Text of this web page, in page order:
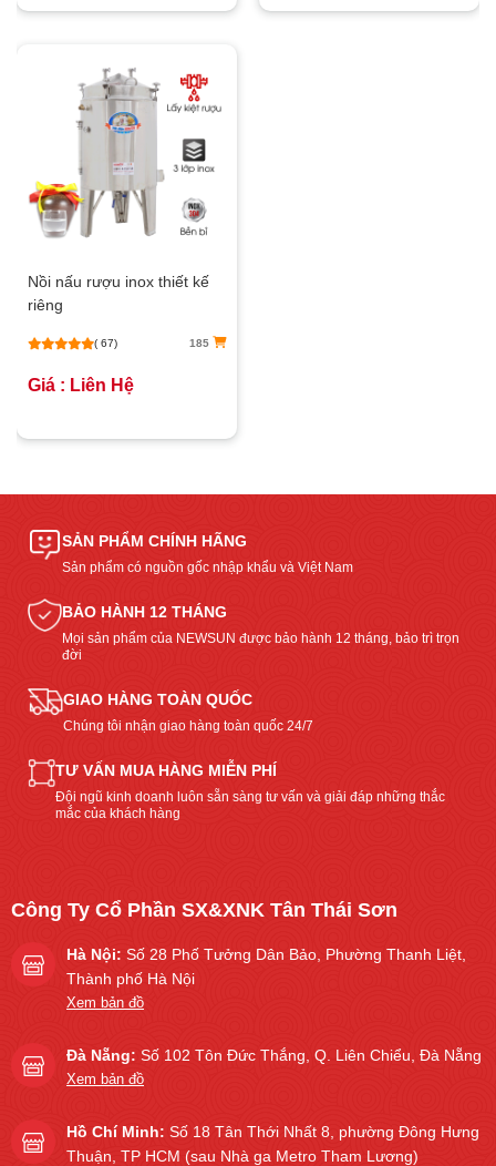
Nồi nấu rượu inox thiết kế
riêng
( 67) 185
Giá : Liên Hệ
SẢN PHẨM CHÍNH HÃNG
Sản phẩm có nguồn gốc nhập khẩu và Việt Nam
BẢO HÀNH 12 THÁNG
Mọi sản phẩm của NEWSUN được bảo hành 12 tháng, bảo trì trọn
đời
GIAO HÀNG TOÀN QUỐC
Chúng tôi nhận giao hàng toàn quốc 24/7
TƯ VẤN MUA HÀNG MIỄN PHÍ
Đội ngũ kinh doanh luôn sẵn sàng tư vấn và giải đáp những thắc
mắc của khách hàng
Công Ty Cổ Phần SX&XNK Tân Thái Sơn
Hà Nội: Số 28 Phố Tưởng Dân Bảo, Phường Thanh Liệt,
Thành phố Hà Nội
Xem bản đồ
Đà Nẵng: Số 102 Tôn Đức Thắng, Q. Liên Chiểu, Đà Nẵng
Xem bản đồ
Hồ Chí Minh: Số 18 Tân Thới Nhất 8, phường Đông Hưng
Thuận, TP HCM (sau Nhà ga Metro Tham Lương)